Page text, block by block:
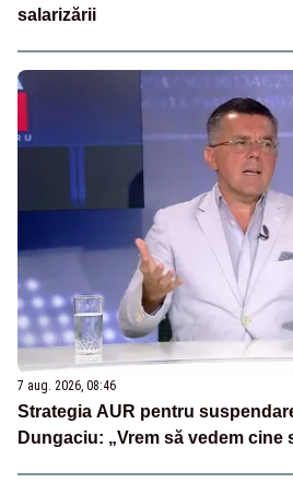
salarizării
7 aug. 2026, 08:46
Strategia AUR pentru
Dungaciu: „Vrem să vedem cine